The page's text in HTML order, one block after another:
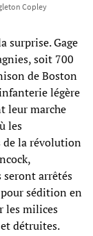
Copley
surprise. Gage
soit 700
de Boston
légère
leur marche
les
de la révolution
seront arrêtés
sédition en
les milices
détruites.